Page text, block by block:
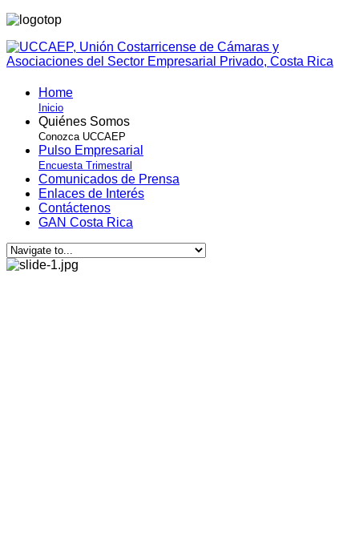
Home
Inicio
Quiénes Somos
Conozca UCCAEP
Pulso Empresarial
Encuesta Trimestral
Comunicados de Prensa
Enlaces de Interés
Contáctenos
GAN Costa Rica